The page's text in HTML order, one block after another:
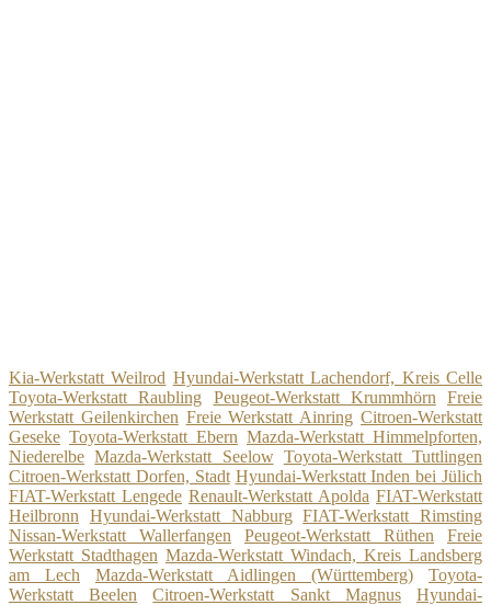
Kia-Werkstatt Weilrod Hyundai-Werkstatt Lachendorf, Kreis Celle
Toyota-Werkstatt Raubling
Peugeot-Werkstatt Krummhörn
Freie
Werkstatt Geilenkirchen Freie Werkstatt Ainring Citroen-Werkstatt
Geseke Toyota-Werkstatt Ebern Mazda-Werkstatt Himmelpforten,
Niederelbe Mazda-Werkstatt Seelow Toyota-Werkstatt Tuttlingen
Citroen-Werkstatt Dorfen, Stadt Hyundai-Werkstatt Inden bei Jülich
FIAT-Werkstatt Lengede Renault-Werkstatt Apolda FIAT-Werkstatt
Heilbronn
Hyundai-Werkstatt Nabburg FIAT-Werkstatt Rimsting
Nissan-Werkstatt Wallerfangen
Peugeot-Werkstatt Rüthen
Freie
Werkstatt Stadthagen Mazda-Werkstatt Windach, Kreis Landsberg
am Lech
Mazda-Werkstatt Aidlingen (Württemberg)
Toyota-
Werkstatt Beelen
Citroen-Werkstatt Sankt Magnus
Hyundai-